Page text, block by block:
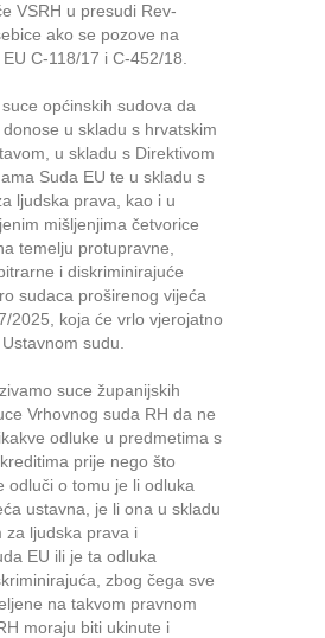
VSRH u presudi Rev-
ako se pozove na
C-118/17 i C-452/18.
općinskih sudova da
u skladu s hrvatskim
u skladu s Direktivom
Suda EU te u skladu s
ljudska prava, kao i u
mišljenjima četvorice
temelju protupravne,
i diskriminirajuće
sudaca proširenog vijeća
2025, koja će vrlo vjerojatno
sudu.
suce županijskih
Vrhovnog suda RH da ne
odluke u predmetima s
prije nego što
odluči o tomu je li odluka
ustavna, je li ona u skladu
za ljudska prava i
EU ili je ta odluka
zbog čega sve
na takvom pravnom
moraju biti ukinute i